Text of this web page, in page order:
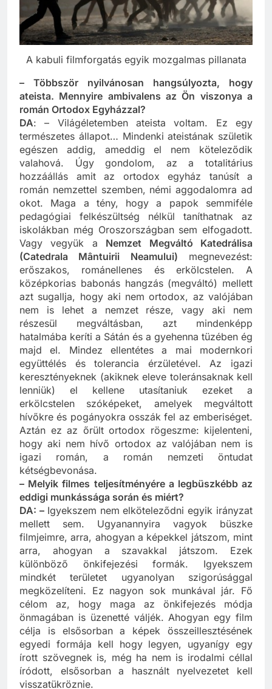
– Többször nyilvánosan hangsúlyozta, hogy
ateista. Mennyire ambivalens az Ön viszonya a
román Ortodox Egyházzal?
DA: – Világéletemben ateista voltam. Ez egy
természetes állapot… Mindenki ateistának születik
egészen addig, ameddig el nem köteleződik
valahová. Úgy gondolom, az a totalitárius
hozzáállás amit az ortodox egyház tanúsít a
román nemzettel szemben, némi aggodalomra ad
okot. Maga a tény, hogy a papok semmiféle
pedagógiai felkészültség nélkül taníthatnak az
iskolákban még Oroszországban sem elfogadott.
Vagy vegyük aNemzet Megváltó Katedrálisa
(Catedrala Mântuirii Neamului)megnevezést:
erőszakos, románellenes és erkölcstelen. A
középkorias babonás hangzás (megváltó) mellett
azt sugallja, hogy aki nem ortodox, az valójában
nem is lehet a nemzet része, vagy aki nem
részesül megváltásban, azt mindenképp
hatalmába keríti a Sátán és a gyehenna tüzében ég
majd el. Mindez ellentétes a mai modernkori
együttélés és tolerancia érzületével. Az igazi
keresztényeknek (akiknek eleve toleránsaknak kell
lenniük) el kellene utasítaniuk ezeket a
erkölcstelen szóképeket, amelyek megváltott
hívőkre és pogányokra osszák fel az emberiséget.
Aztán ez az őrült ortodox rögeszme: kijelenteni,
hogy aki nem hívő ortodox az valójában nem is
igazi román, a román nemzeti öntudat
kétségbevonása.
– Melyik filmes teljesítményére a legbüszkébb az
eddigi munkássága során és miért?
DA: –Igyekszem nem elköteleződni egyik irányzat
mellett sem. Ugyanannyira vagyok büszke
filmjeimre, arra, ahogyan a képekkel játszom, mint
arra, ahogyan a szavakkal játszom. Ezek
különböző önkifejezési formák. Igyekszem
mindkét területet ugyanolyan szigorúsággal
megközelíteni. Ez nagyon sok munkával jár. Fő
célom az, hogy maga az önkifejezés módja
önmagában is üzenetté váljék. Ahogyan egy film
célja is elsősorban a képek összeillesztésének
egyedi formája kell hogy legyen, ugyanígy egy
írott szövegnek is, még ha nem is irodalmi céllal
íródott, elsősorban a használt nyelvezetet kell